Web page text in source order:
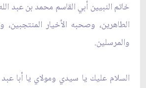
خاتم النبيين أبي القاسم محمد بن عبد
الطاهرين، وصحبه الأخيار المنتجبين،
والمرسلين.
السلام عليك يا سيدي ومولاي يا أبا عبد